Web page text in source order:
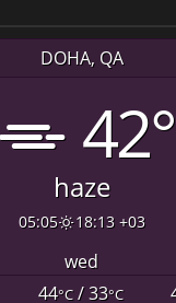
DOHA, QA
42°
haze
05:05 18:13 +03
wed
44°C/ 33°C